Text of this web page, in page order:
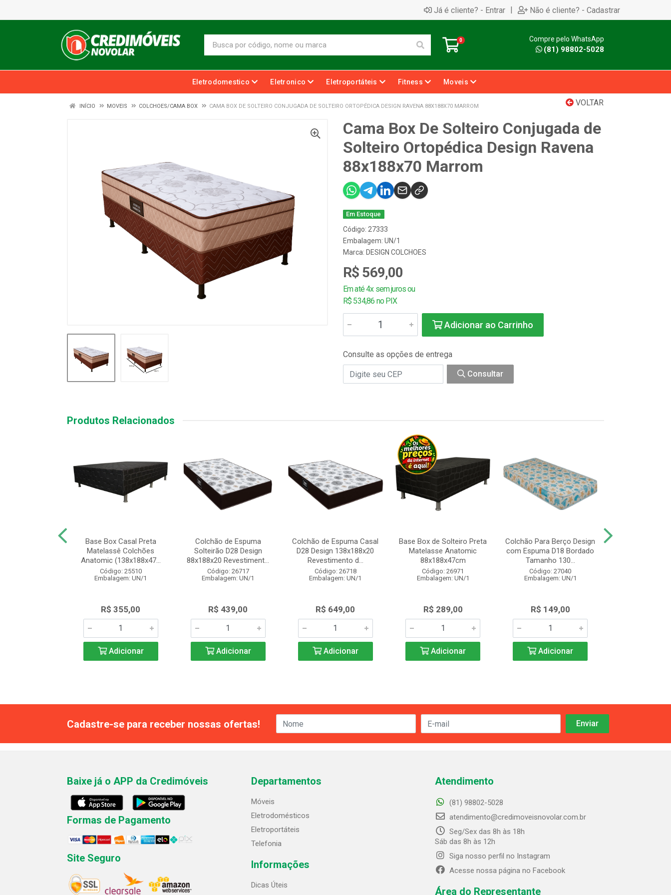
Já é cliente? - Entrar | Não é cliente? - Cadastrar
0 Compre pelo WhatsApp
(81) 98802-5028
Eletrodomestico Eletronico Eletroportáteis Fitness Moveis
VOLTAR
INÍCIO MOVEIS COLCHOES/CAMA BOX CAMA BOX DE SOLTEIRO CONJUGADA DE SOLTEIRO ORTOPÉDICA DESIGN RAVENA 88X188X70 MARROM
Cama Box De Solteiro Conjugada de
Solteiro Ortopédica Design Ravena
88x188x70 Marrom
Em Estoque
Código: 27333
Embalagem: UN/1
Marca: DESIGN COLCHOES
R$ 569,00
Em até 4x sem juros ou
R$ 534,86 no PIX
Adicionar ao Carrinho
Consulte as opções de entrega
Consultar
Produtos Relacionados
Base Box Casal Preta
Matelassê Colchões
Anatomic (138x188x47...
Código: 25510
Embalagem: UN/1
R$ 355,00
Adicionar
Colchão de Espuma
Solteirão D28 Design
88x188x20 Revestiment...
Código: 26717
Embalagem: UN/1
R$ 439,00
Adicionar
Colchão de Espuma Casal
D28 Design 138x188x20
Revestimento d...
Código: 26718
Embalagem: UN/1
R$ 649,00
Adicionar
Base Box de Solteiro Preta
Matelasse Anatomic
88x188x47cm
Código: 26971
Embalagem: UN/1
R$ 289,00
Adicionar
Colchão Para Berço Design
com Espuma D18 Bordado
Tamanho 130...
Código: 27040
Embalagem: UN/1
R$ 149,00
Adicionar
Cadastre-se para receber nossas ofertas!
Baixe já o APP da Credimóveis
Formas de Pagamento
Site Seguro
Departamentos
Móveis
Eletrodomésticos
Eletroportáteis
Telefonia
Informações
Dicas Úteis
Atendimento
(81) 98802-5028
atendimento@credimoveisnovolar.com.br
Seg/Sex das 8h às 18h
Sáb das 8h às 12h
Siga nosso perfil no Instagram
Acesse nossa página no Facebook
Área do Representante